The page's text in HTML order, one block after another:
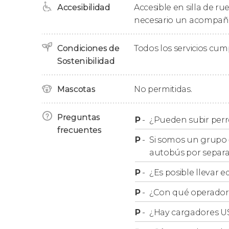
Rutas del autobús turístico de Madrid.
Tour Hop on-Hop Off
Durante24 o 48 horas
autobús turístico tantas veces como queráis
El billete tiene una validez de24 horas o 48
desde que se utiliza por primera vez
, es
15:00 horas, tendrá validez hasta el martes a
rutas desde el momento de su canjeo.
¿Cómo activar el billete?
Al hacer la reserva os enviaremos por email
primer autobús que toméis. Desde este
Accesibilidad
Accesible en silla de
necesario un
Condiciones de
Sostenibilidad
Todos los servicios
Mascotas No permitidas.
Preguntas
frecuentes
P- ¿Pueden subir
P- Si somos un grupo
autobús por
P- ¿Es posible llevar
P- ¿Con qué
P- ¿Hay cargadores